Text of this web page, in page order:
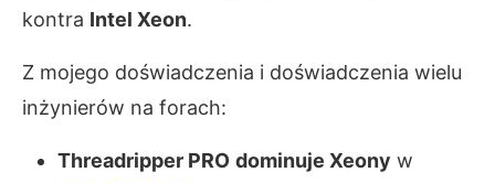
kontra Intel Xeon.
Z mojego doświadczenia i doświadczenia wielu
inżynierów na forach:
Threadripper PRO dominuje Xeony w